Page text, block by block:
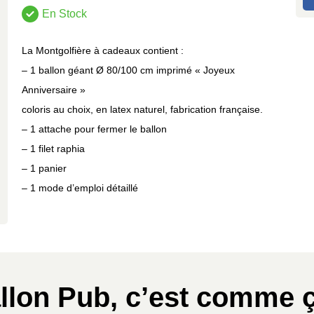
En Stock
La Montgolfière à cadeaux contient :
– 1 ballon géant Ø 80/100 cm imprimé « Joyeux
Anniversaire »
coloris au choix, en latex naturel, fabrication française.
– 1 attache pour fermer le ballon
– 1 filet raphia
– 1 panier
– 1 mode d’emploi détaillé
Pub, c’est comme